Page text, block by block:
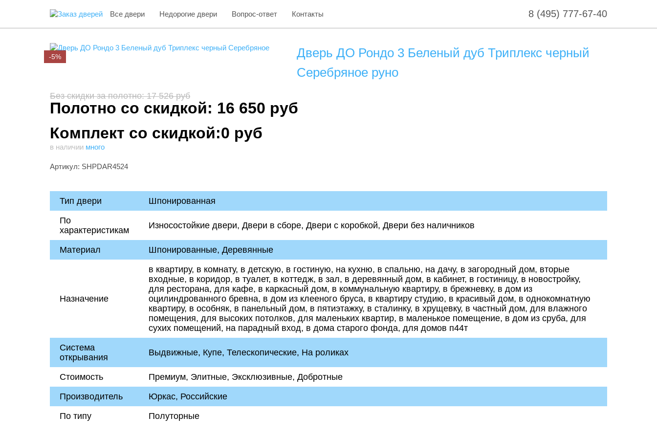
Все двери Недорогие двери Вопрос-ответ Контакты 8 (495) 777-67-40
-5%
Дверь ДО Рондо 3 Беленый дуб Триплекс черный
Серебряное руно
Без скидки за полотно: 17 526 руб
Полотно со скидкой: 16 650 руб
Комплект со скидкой:0 руб
в наличии много
Артикул: SHPDAR4524
Тип двери
Шпонированная
По
характеристикам
Износостойкие двери, Двери в сборе, Двери с коробкой, Двери без наличников
Материал Шпонированные, Деревянные
Назначение
в квартиру, в комнату, в детскую, в гостиную, на кухню, в спальню, на дачу, в загородный дом, вторые
входные, в коридор, в туалет, в коттедж, в зал, в деревянный дом, в кабинет, в гостиницу, в новостройку,
для ресторана, для кафе, в каркасный дом, в коммунальную квартиру, в брежневку, в дом из
оцилиндрованного бревна, в дом из клееного бруса, в квартиру студию, в красивый дом, в однокомнатную
квартиру, в особняк, в панельный дом, в пятиэтажку, в сталинку, в хрущевку, в частный дом, для влажного
помещения, для высоких потолков, для маленьких квартир, в маленькое помещение, в дом из сруба, для
сухих помещений, на парадный вход, в дома старого фонда, для домов п44т
Система
открывания
Выдвижные, Купе, Телескопические, На роликах
Стоимость
Премиум, Элитные, Эксклюзивные, Добротные
Производитель
Юркас, Российские
По типу
Полуторные